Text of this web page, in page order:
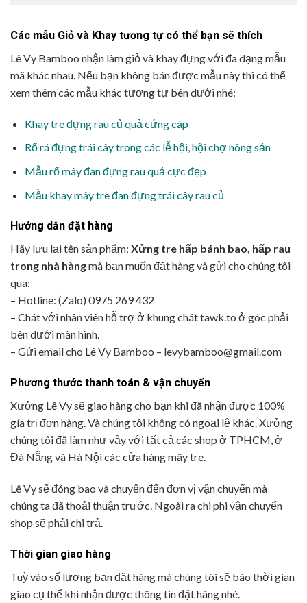
Các mẫu Giỏ và Khay tương tự có thể bạn sẽ thích
Lê Vy Bamboo nhận làm giỏ và khay đựng với đa dạng mẫu
mã khác nhau. Nếu bạn không bán được mẫu này thì có thể
xem thêm các mẫu khác tương tự bên dưới nhé:
Khay tre đựng rau củ quả cứng cáp
Rổ rá đựng trái cây trong các lễ hội, hội chợ nông sản
Mẫu rổ mây đan đựng rau quả cực đẹp
Mẫu khay mây tre đan đựng trái cây rau củ
Hướng dẫn đặt hàng
Hãy lưu lại tên sản phẩm: Xửng tre hấp bánh bao, hấp rau
trong nhà hàngmà bạn muốn đặt hàng và gửi cho chúng tôi
qua:
– Hotline: (Zalo) 0975 269 432
– Chát với nhân viên hỗ trợ ở khung chát tawk.to ở góc phải
bên dưới màn hình.
– Gửi email cho Lê Vy Bamboo – levybamboo@gmail.com
Phương thước thanh toán & vận chuyển
Xưởng Lê Vy sẽ giao hàng cho bạn khi đã nhận được 100%
gía trị đơn hàng. Và chúng tôi không có ngoại lệ khác. Xưởng
chúng tôi đã làm như vậy với tất cả các shop ở TPHCM, ở
Đà Nẵng và Hà Nội các cửa hàng mây tre.
Lê Vy sẽ đóng bao và chuyển đến đơn vị vận chuyển mà
chúng ta đã thoải thuận trước. Ngoài ra chi phi vận chuyển
shop sẽ phải chi trả.
Thời gian giao hàng
Tuỳ vào số lượng bạn đặt hàng mà chúng tôi sẽ báo thời gian
giao cụ thể khi nhận được thông tin đặt hàng nhé.